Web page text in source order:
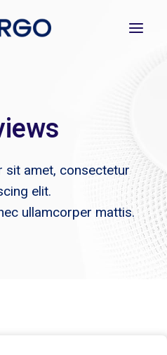
sit amet, consectetur
elit.
ullamcorper mattis.